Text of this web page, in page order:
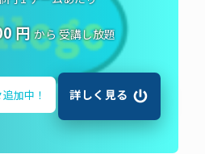
円 から受講し放題
加中！ 詳しく見る